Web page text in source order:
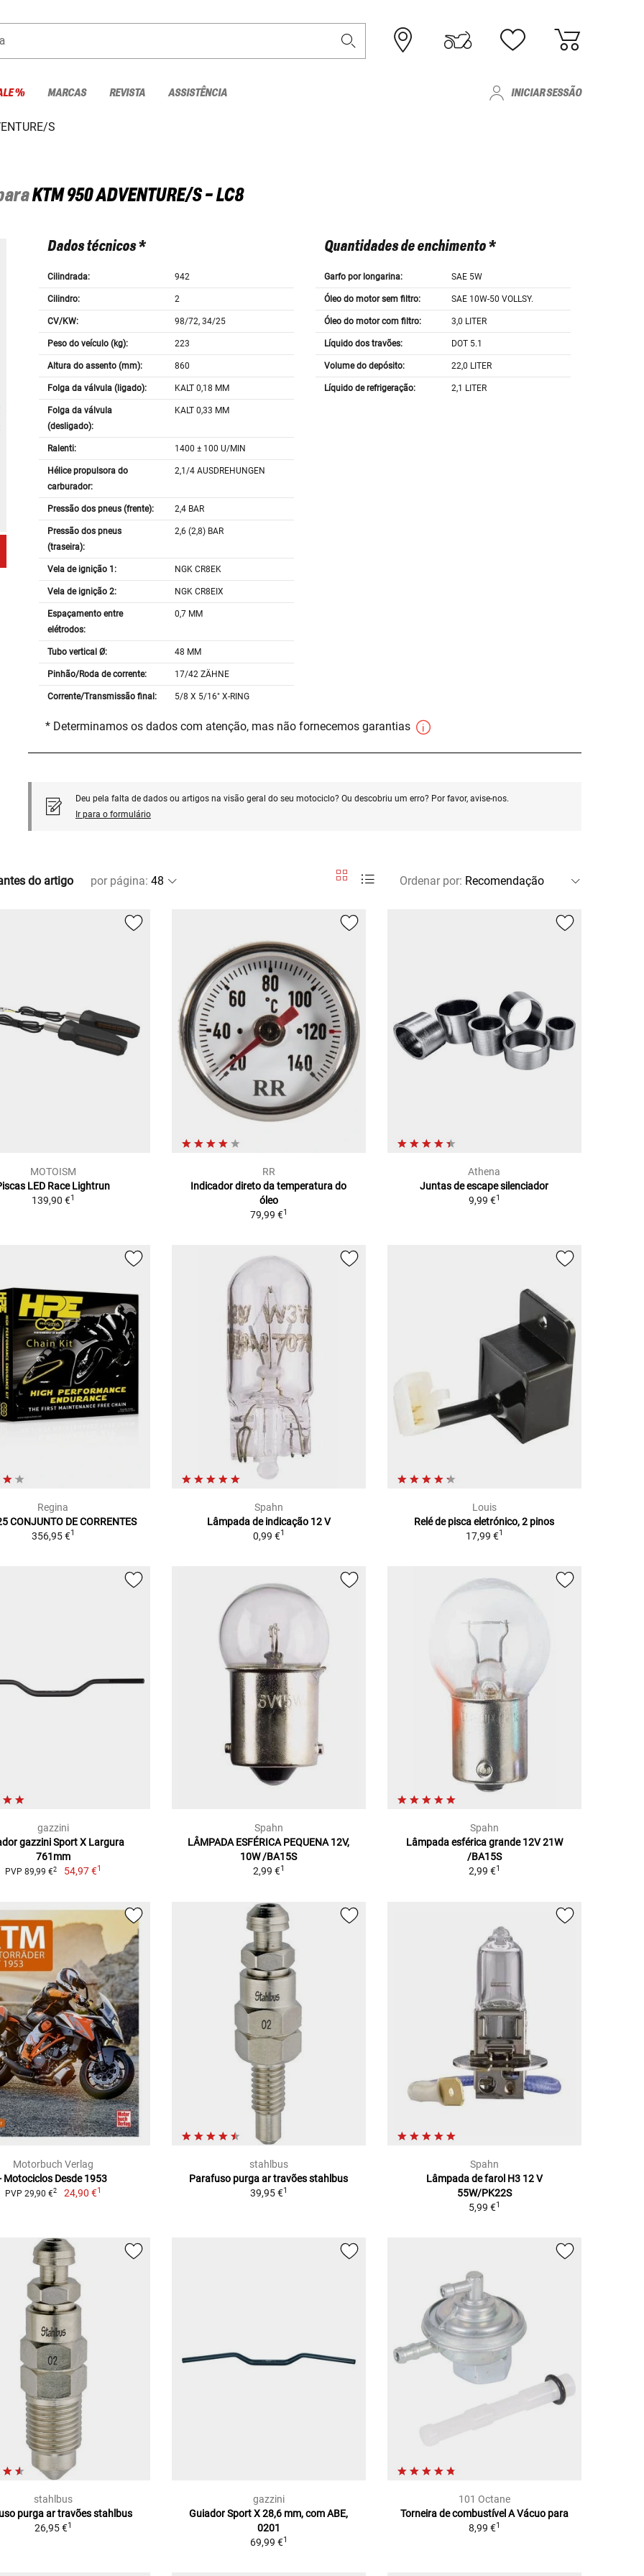
% MARCAS REVISTA ASSISTÊNCIA INICIAR SESSÃO
S
KTM 950 ADVENTURE/S - LC8
Dados técnicos *
Cilindrada: 942
Cilindro: 2
CV/KW: 98/72, 34/25
Peso do veículo (kg): 223
Altura do assento (mm): 860
Folga da válvula (ligado): KALT 0,18 MM
Folga da válvula
(desligado):
KALT 0,33 MM
Ralenti: 1400 ± 100 U/MIN
Hélice propulsora do
carburador:
2,1/4 AUSDREHUNGEN
Pressão dos pneus (frente): 2,4 BAR
Pressão dos pneus
(traseira):
2,6 (2,8) BAR
Vela de ignição 1: NGK CR8EK
Vela de ignição 2: NGK CR8EIX
Espaçamento entre
elétrodos:
0,7 MM
Tubo vertical Ø: 48 MM
Pinhão/Roda de corrente: 17/42 ZÄHNE
Corrente/Transmissão final: 5/8 X 5/16" X-RING
Quantidades de enchimento *
Garfo por longarina: SAE 5W
Óleo do motor sem filtro: SAE 10W-50 VOLLSY.
Óleo do motor com filtro: 3,0 LITER
Líquido dos travões: DOT 5.1
Volume do depósito: 22,0 LITER
Líquido de refrigeração: 2,1 LITER
* Determinamos os dados com atenção, mas não fornecemos garantias
Deu pela falta de dados ou artigos na visão geral do seu motociclo? Ou descobriu um erro? Por favor, avise-nos.
Ir para o formulário
do artigo por página: Ordenar por:
MOTOISM
LED Race Lightrun
139,90 €1
RR
Indicador direto da temperatura do
óleo
79,99 €1
Athena
Juntas de escape silenciador
9,99 €1
Regina
CONJUNTO DE CORRENTES
356,95 €1
Spahn
Lâmpada de indicação 12 V
0,99 €1
Louis
Relé de pisca eletrónico, 2 pinos
17,99 €1
gazzini
gazzini Sport X Largura
761mm
PVP 89,99 €2 54,97 €1
Spahn
LÂMPADA ESFÉRICA PEQUENA 12V,
10W /BA15S
2,99 €1
Spahn
Lâmpada esférica grande 12V 21W
/BA15S
2,99 €1
Motorbuch Verlag
Motociclos Desde 1953
PVP 29,90 €2 24,90 €1
stahlbus
Parafuso purga ar travões stahlbus
39,95 €1
Spahn
Lâmpada de farol H3 12 V
55W/PK22S
5,99 €1
stahlbus
purga ar travões stahlbus
26,95 €1
gazzini
Guiador Sport X 28,6 mm, com ABE,
0201
69,99 €1
101 Octane
Torneira de combustível A Vácuo para
8,99 €1